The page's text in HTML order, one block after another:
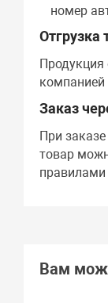
номер
Отгрузка
Продукция
компанией
Заказ
При
товар
Вам